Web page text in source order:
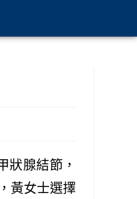
狀腺結節，
黃女士選擇